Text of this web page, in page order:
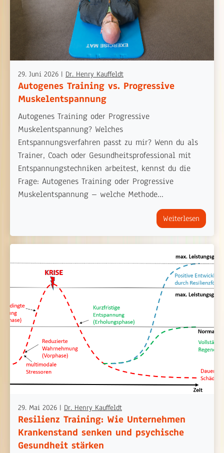
29. Juni 2026 | Dr. Henry Kauffeldt
Autogenes Training vs. Progressive
Muskelentspannung
Autogenes Training oder Progressive
Muskelentspannung? Welches
Entspannungsverfahren passt zu mir? Wenn du als
Trainer, Coach oder Gesundheitsprofessional mit
Entspannungstechniken arbeitest, kennst du die
Frage: Autogenes Training oder Progressive
Muskelentspannung – welche Methode...
Weiterlesen
29. Mai 2026 | Dr. Henry Kauffeldt
Resilienz Training: Wie Unternehmen
Krankenstand senken und psychische
Gesundheit stärken